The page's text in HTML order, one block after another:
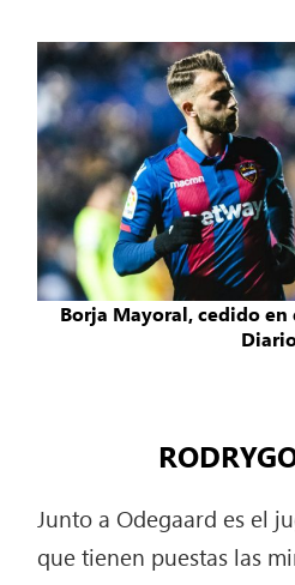
Borja Mayoral, cedido en
Junto a Odegaard es el
que tienen puestas las